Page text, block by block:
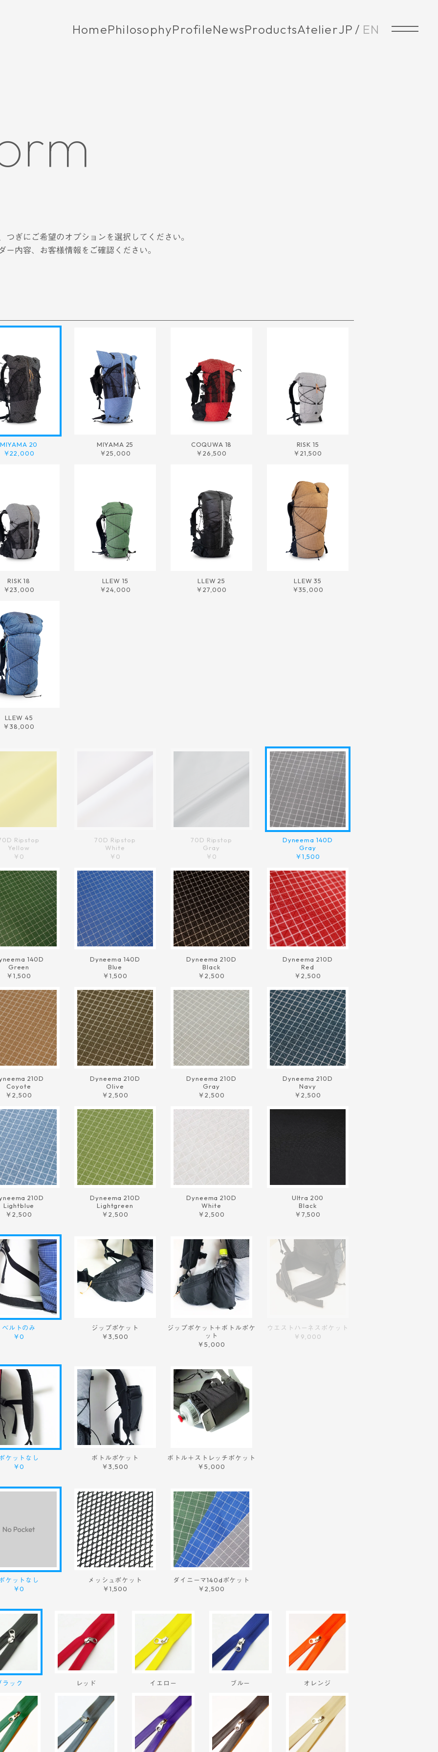
HomePhilosophyProfileNewsProductsAtelierJP EN
ぎにご希望のオプションを選択してください。
内容、お客様情報をご確認ください。
MIYAMA 20
￥22,000
MIYAMA 25
￥25,000
COQUWA 18
￥26,500
RISK 15
￥21,500
RISK 18
￥23,000
LLEW 15
￥24,000
LLEW 25
￥27,000
LLEW 35
￥35,000
LLEW 45
￥38,000
Ripstop
Yellow
￥0
70D Ripstop
White
￥0
70D Ripstop
Gray
￥0
Dyneema 140D
Gray
￥1,500
140D
Green
￥1,500
Dyneema 140D
Blue
￥1,500
Dyneema 210D
Black
￥2,500
Dyneema 210D
Red
￥2,500
210D
Coyote
￥2,500
Dyneema 210D
Olive
￥2,500
Dyneema 210D
Gray
￥2,500
Dyneema 210D
Navy
￥2,500
210D
Lightblue
￥2,500
Dyneema 210D
Lightgreen
￥2,500
Dyneema 210D
White
￥2,500
Ultra 200
Black
￥7,500
ベルトのみ
￥0
ジップポケット
￥3,500
ジップポケット＋ボトルポケ
ット
￥5,000
ウエストハーネスポケット
￥9,000
ケットなし
￥0
ボトルポケット
￥3,500
ボトル＋ストレッチポケット
￥5,000
ケットなし
￥0
メッシュポケット
￥1,500
ダイニーマ140dポケット
￥2,500
ラック レッド イエロー ブルー オレンジ